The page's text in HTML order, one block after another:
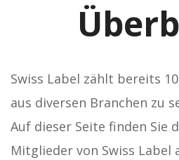
Swiss Label zählt bereits
aus diversen Branchen zu
Auf dieser Seite finden Sie
Mitglieder von Swiss Label